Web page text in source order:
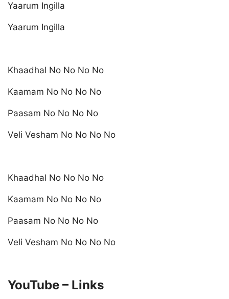
Yaarum Ingilla
Yaarum Ingilla
Khaadhal No No No No
Kaamam No No No No
Paasam No No No No
Veli Vesham No No No No
Khaadhal No No No No
Kaamam No No No No
Paasam No No No No
Veli Vesham No No No No
YouTube – Links